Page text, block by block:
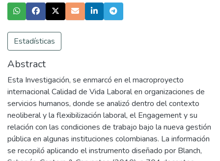
Estadísticas
Abstract
Esta Investigación, se enmarcó en el macroproyecto
internacional Calidad de Vida Laboral en organizaciones de
servicios humanos, donde se analizó dentro del contexto
neoliberal y la flexibilización laboral, el Engagement y su
relación con las condiciones de trabajo bajo la nueva gestión
pública en algunas instituciones colombianas. La información
se recopiló aplicando el instrumento diseñado por Blanch,